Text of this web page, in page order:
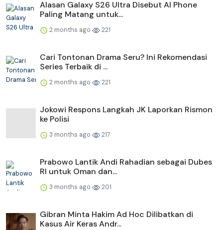
Alasan Galaxy S26 Ultra Disebut AI Phone
Paling Matang untuk...
2 months ago 221
Cari Tontonan Drama Seru? Ini Rekomendasi
Series Terbaik di ...
2 months ago 221
Jokowi Respons Langkah JK Laporkan Rismon
ke Polisi
3 months ago 217
Prabowo Lantik Andi Rahadian sebagai Dubes
RI untuk Oman dan...
3 months ago 201
Gibran Minta Hakim Ad Hoc Dilibatkan di
Kasus Air Keras Andr...